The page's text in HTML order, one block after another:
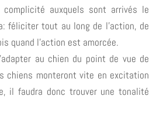
complicité auxquels sont arrivés le
féliciter tout au long de l’action, de
quand l’action est amorcée.
au chien du point de vue de
chiens monteront vite en excitation
il faudra donc trouver une tonalité